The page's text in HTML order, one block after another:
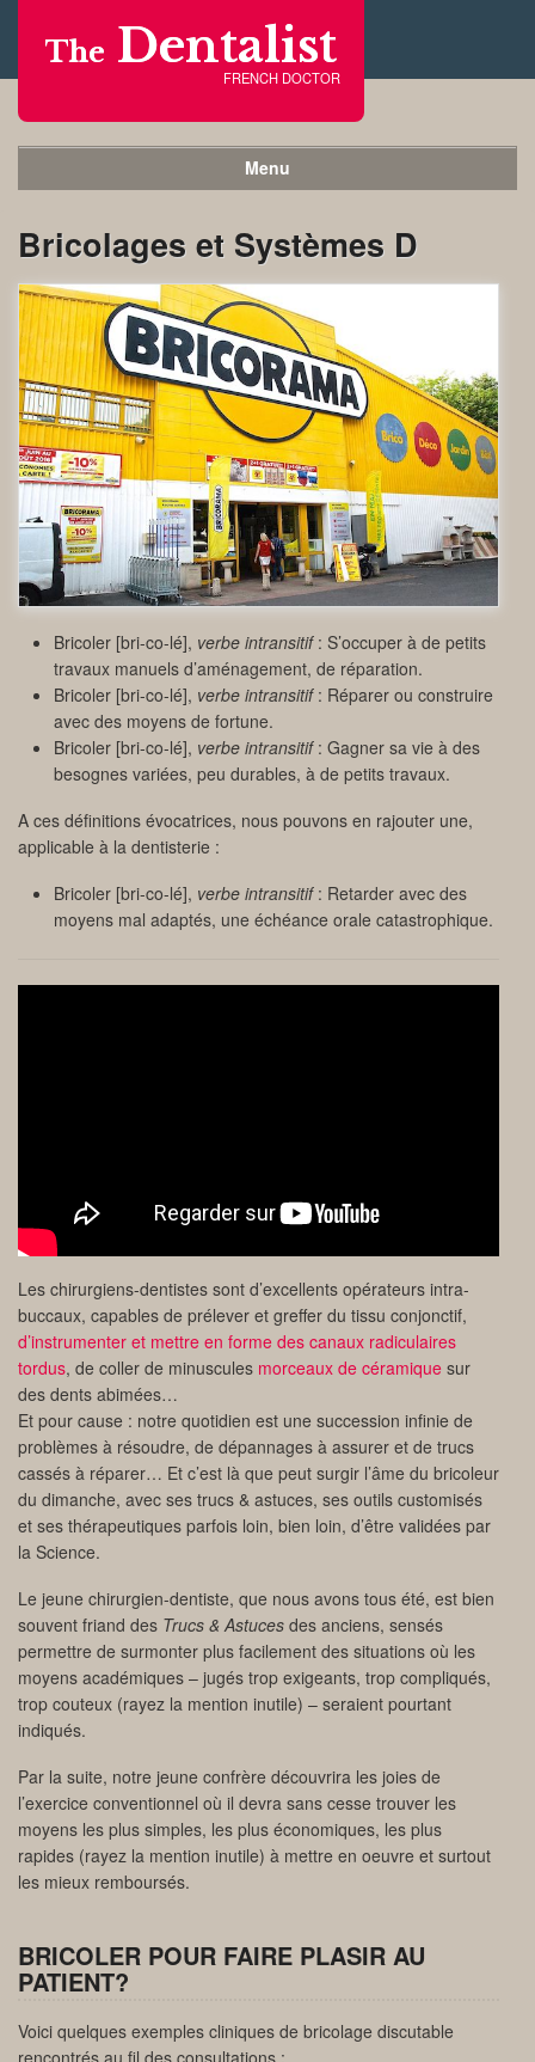
The Dentalist
FRENCH DOCTOR
Menu
Bricolages et Systèmes D
Bricoler [bri-co-lé], verbe intransitif: S’occuper à de petits
travaux manuels d’aménagement, de réparation.
Bricoler [bri-co-lé], verbe intransitif: Réparer ou construire
avec des moyens de fortune.
Bricoler [bri-co-lé], verbe intransitif: Gagner sa vie à des
besognes variées, peu durables, à de petits travaux.
A ces définitions évocatrices, nous pouvons en rajouter une,
applicable à la dentisterie :
Bricoler [bri-co-lé], verbe intransitif : Retarder avec des
moyens mal adaptés, une échéance orale catastrophique.
Les chirurgiens-dentistes sont d’excellents opérateurs intra-
buccaux, capables de prélever et greffer du tissu conjonctif,
d’instrumenter et mettre en forme des canaux radiculaires
tordus, de coller de minuscules morceaux de céramique sur
des dents abimées…
Et pour cause : notre quotidien est une succession infinie de
problèmes à résoudre, de dépannages à assurer et de trucs
cassés à réparer… Et c’est là que peut surgir l’âme du bricoleur
du dimanche, avec ses trucs & astuces, ses outils customisés
et ses thérapeutiques parfois loin, bien loin, d’être validées par
la Science.
Le jeune chirurgien-dentiste, que nous avons tous été, est bien
souvent friand des Trucs & Astuces des anciens, sensés
permettre de surmonter plus facilement des situations où les
moyens académiques – jugés trop exigeants, trop compliqués,
trop couteux (rayez la mention inutile) – seraient pourtant
indiqués.
Par la suite, notre jeune confrère découvrira les joies de
l’exercice conventionnel où il devra sans cesse trouver les
moyens les plus simples, les plus économiques, les plus
rapides (rayez la mention inutile) à mettre en oeuvre et surtout
les mieux remboursés.
BRICOLER POUR FAIRE PLASIR AU
PATIENT?
Voici quelques exemples cliniques de bricolage discutable